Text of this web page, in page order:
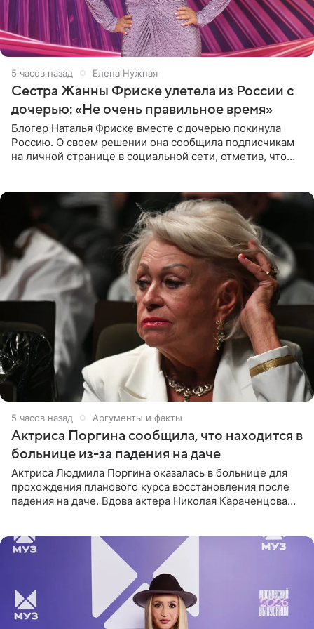
5 часов назад Елена Нужная
Сестра Жанны Фриске улетела из России с
дочерью: «Не очень правильное время»
Блогер Наталья Фриске вместе с дочерью покинула
Россию. О своем решении она сообщила подписчикам
на личной странице в социальной сети, отметив, что
5 часов назад Аргументы и факты
Актриса Поргина сообщила, что находится в
больнице из-за падения на даче
Актриса Людмила Поргина оказалась в больнице для
прохождения планового курса восстановления после
падения на даче. Вдова актера Николая Караченцова